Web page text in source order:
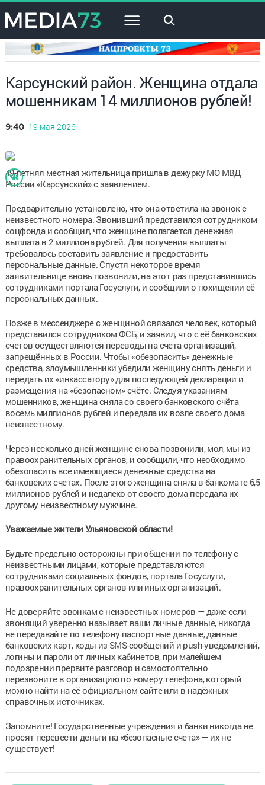
×
Карсунский район. Женщина отдала
мошенникам 14 миллионов рублей!
9:40 19 мая 2026
49-летняя местная жительница пришла в дежурку МО МВД
России «Карсунский» с заявлением.
Предварительно установлено, что она ответила на звонок с
неизвестного номера. Звонивший представился сотрудником
соцфонда и сообщил, что женщине полагается денежная
выплата в 2 миллиона рублей. Для получения выплаты
требовалось составить заявление и предоставить
персональные данные. Спустя некоторое время
заявительнице вновь позвонили, на этот раз представившись
сотрудниками портала Госуслуги, и сообщили о похищении её
персональных данных.
Позже в мессенджере с женщиной связался человек, который
представился сотрудником ФСБ, и заявил, что с её банковских
счетов осуществляются переводы на счета организаций,
запрещённых в России. Чтобы «обезопасить» денежные
средства, злоумышленники убедили женщину снять деньги и
передать их «инкассатору» для последующей декларации и
размещения на «безопасном» счёте. Следуя указаниям
мошенников, женщина сняла со своего банковского счёта
восемь миллионов рублей и передала их возле своего дома
неизвестному.
Через несколько дней женщине снова позвонили, мол, мы из
правоохранительных органов, и сообщили, что необходимо
обезопасить все имеющиеся денежные средства на
банковских счетах. После этого женщина сняла в банкомате 6,5
миллионов рублей и недалеко от своего дома передала их
другому неизвестному мужчине.
Уважаемые жители Ульяновской области!
Будьте предельно осторожны при общении по телефону с
неизвестными лицами, которые представляются
сотрудниками социальных фондов, портала Госуслуги,
правоохранительных органов или иных организаций.
Не доверяйте звонкам с неизвестных номеров — даже если
звонящий уверенно называет ваши личные данные, никогда
не передавайте по телефону паспортные данные, данные
банковских карт, коды из SMS-сообщений и push-уведомлений,
логины и пароли от личных кабинетов, при малейшем
подозрении прервите разговор и самостоятельно
перезвоните в организацию по номеру телефона, который
можно найти на её официальном сайте или в надёжных
справочных источниках.
Запомните! Государственные учреждения и банки никогда не
просят перевести деньги на «безопасные счета» — их не
существует!